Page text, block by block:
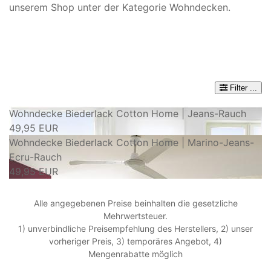
unserem Shop unter der Kategorie Wohndecken.
Filter
Wohndecke Biederlack Cotton Home | Jeans-Rauch
49,95 EUR
Wohndecke Biederlack Cotton Home | Marino-Jeans-
Ecru-Rauch
49,95 EUR
Alle angegebenen Preise beinhalten die gesetzliche
Mehrwertsteuer.
1) unverbindliche Preisempfehlung des Herstellers, 2) unser
vorheriger Preis, 3) temporäres Angebot, 4)
Mengenrabatte möglich